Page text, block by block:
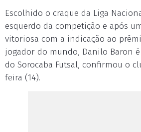
Escolhido o craque da Liga
esquerdo da competição e após
vitoriosa com a indicação ao
jogador do mundo, Danilo Baron
do Sorocaba Futsal, confirmou o
feira (14).